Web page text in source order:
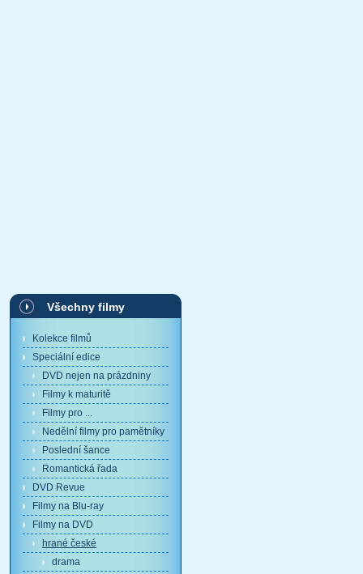
Všechny filmy
Kolekce filmů
Speciální edice
DVD nejen na prázdniny
Filmy k maturitě
Filmy pro ...
Nedělní filmy pro pamětníky
Poslední šance
Romantická řada
DVD Revue
Filmy na Blu-ray
Filmy na DVD
hrané české
drama